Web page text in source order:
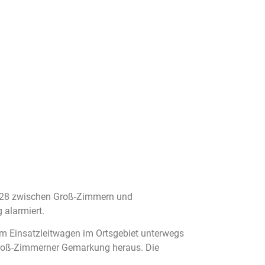
zwischen Groß-Zimmern und
alarmiert.
Einsatzleitwagen im Ortsgebiet unterwegs
Zimmerner Gemarkung heraus. Die